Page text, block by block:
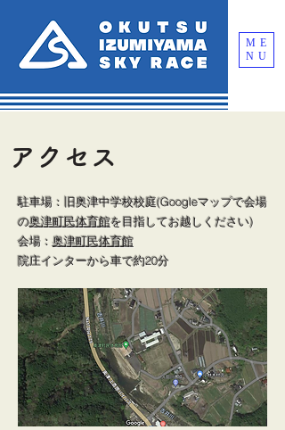
ME
NU
アクセス
駐車場：旧奥津中学校校庭(Googleマップで会場
の奥津町民体育館を目指してお越しください)
会場：奥津町民体育館
院庄インターから車で約20分